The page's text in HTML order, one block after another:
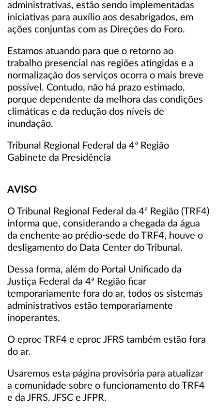
administrativas, estão sendo implementadas
iniciativas para auxílio aos desabrigados, em
ações conjuntas com as Direções do Foro.
Estamos atuando para que o retorno ao
trabalho presencial nas regiões atingidas e a
normalização dos serviços ocorra o mais breve
possível. Contudo, não há prazo estimado,
porque dependente da melhora das condições
climáticas e da redução dos níveis de
inundação.
Tribunal Regional Federal da 4ª Região
Gabinete da Presidência
AVISO
O Tribunal Regional Federal da 4ª Região (TRF4)
informa que, considerando a chegada da água
da enchente ao prédio-sede do TRF4, houve o
desligamento do Data Center do Tribunal.
Dessa forma, além do Portal Unificado da
Justiça Federal da 4ª Região ficar
temporariamente fora do ar, todos os sistemas
administrativos estão temporariamente
inoperantes.
O eproc TRF4 e eproc JFRS também estão fora
do ar.
Usaremos esta página provisória para atualizar
a comunidade sobre o funcionamento do TRF4
e da JFRS, JFSC e JFPR.